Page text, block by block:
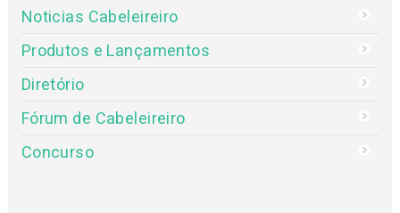
Noticias Cabeleireiro
Produtos e Lançamentos
Diretório
Fórum de Cabeleireiro
Concurso